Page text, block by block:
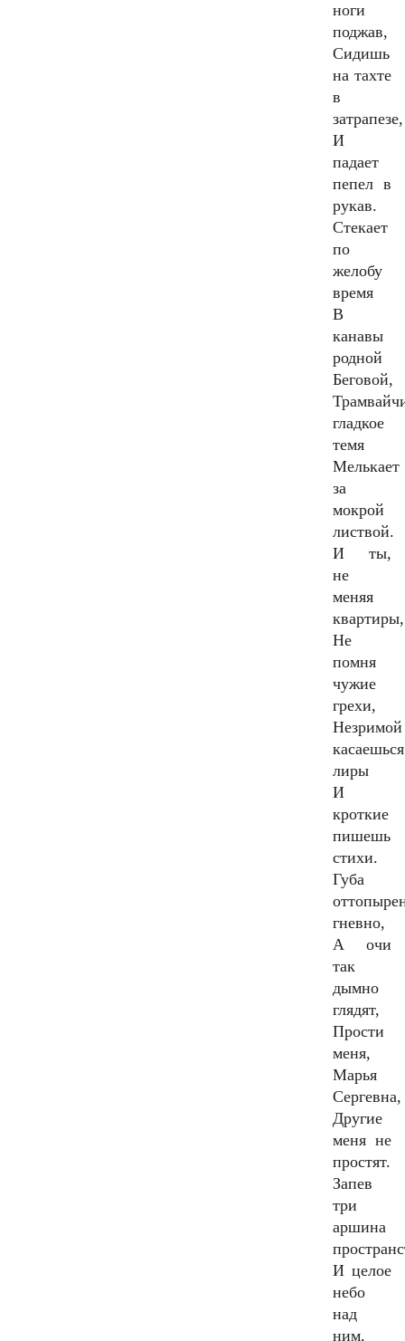
ноги
поджав,
Сидишь
на тахте
в
затрапезе,
И
падает
пепел в
рукав.
Стекает
по
желобу
время
В
канавы
родной
Беговой,
гладкое
темя
Мелькает
за
мокрой
листвой.
И ты,
не
меняя
квартиры,
Не
помня
чужие
грехи,
Незримой
касаешься
лиры
И
кроткие
пишешь
стихи.
Губа
гневно,
А очи
так
дымно
глядят,
Прости
меня,
Марья
Сергевна,
Другие
меня не
простят.
Запев
три
аршина
И целое
небо
над
ним,